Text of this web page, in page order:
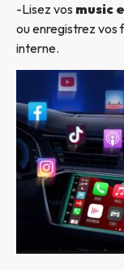
-Lisez vos music
ou enregistrez vos
interne.